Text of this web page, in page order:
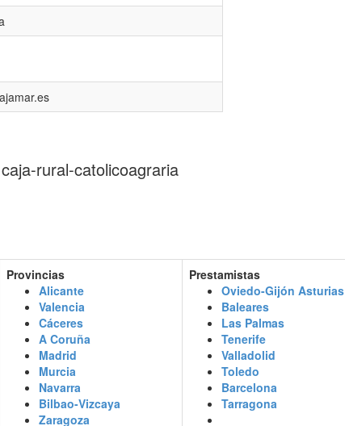
rural-catolicoagraria
Provincias
Alicante
Valencia
Cáceres
A Coruña
Madrid
Murcia
Navarra
Bilbao-Vizcaya
Zaragoza
Prestamistas
Oviedo-Gijón Asturias
Baleares
Las Palmas
Tenerife
Valladolid
Toledo
Barcelona
Tarragona